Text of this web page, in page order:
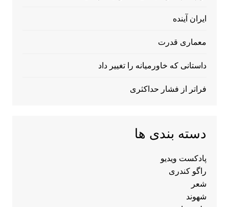
ایران آینده
معماری قدرت
داستانی که خاورمیانه را تغییر داد
فراتر از فشار حداکثری
دسته بندی ها
پادکست ویدیو
راگو کندری
شعر
شهوند